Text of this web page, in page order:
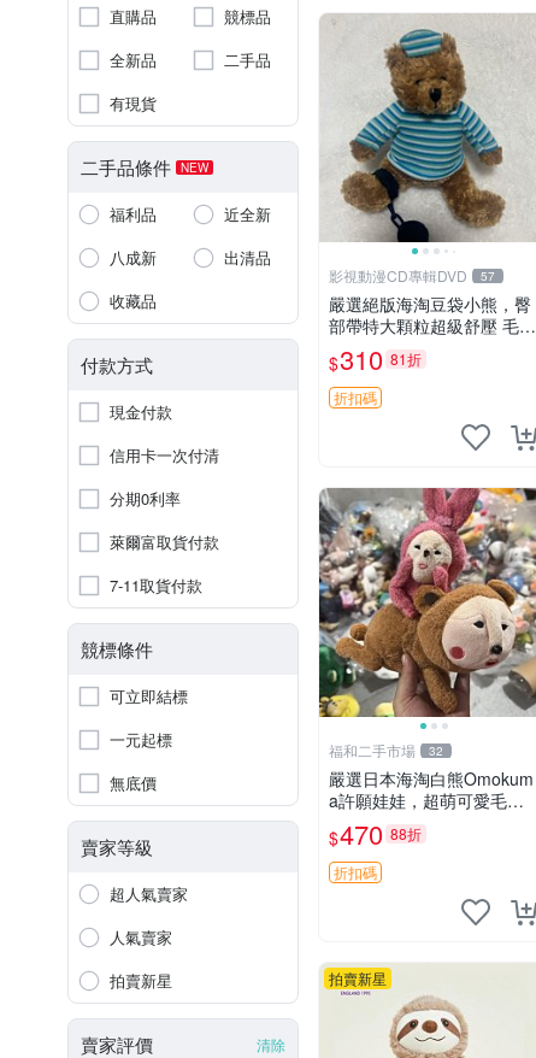
直購品
競標品
全新品
二手品
有現貨
二手品條件 NEW
福利品
近全新
八成新
出清品
收藏品
付款方式
現金付款
信用卡一次付清
分期0利率
萊爾富取貨付款
7-11取貨付款
競標條件
可立即結標
一元起標
無底價
賣家等級
超人氣賣家
人氣賣家
拍賣新星
賣家評價 清除
影視動漫CD專輯DVD 57
嚴選絕版海淘豆袋小熊，臀
部帶特大顆粒超級舒壓 毛毛
摸起來格外順滑適合收藏 10
0%棉質 豆袋枕 豆袋、抱
枕、小熊
$310 81折
折扣碼
福和二手市場 32
嚴選日本海淘白熊Omokum
a許願娃娃，超萌可愛毛絨
公仔推薦收藏 白熊 Omoku
ma 毛絨玩具 偽裝娃娃 玩具
擺飾
$470 88折
折扣碼
拍賣新星